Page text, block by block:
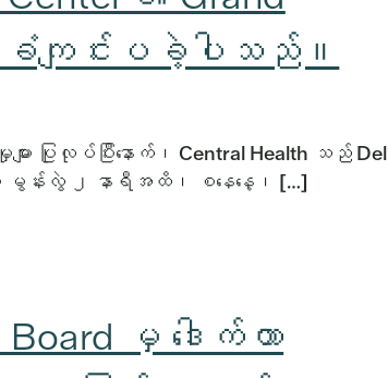
ကျင်းပခဲ့ပါသည်။
ား ပြုလုပ်ပြီးနောက်၊ Central Health သည် Del
မွန်းလွဲ ၂ နာရီအထိ၊ စနေနေ့၊ […]
မှ ဒေါက်တာ